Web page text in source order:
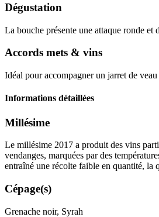
Dégustation
La bouche présente une attaque ronde
Accords mets & vins
Idéal pour accompagner un jarret de
Informations détaillées
Millésime
Le millésime 2017 a produit des vins
vendanges, marquées par des
entraîné une récolte faible en quantité, la
Cépage(s)
Grenache noir, Syrah